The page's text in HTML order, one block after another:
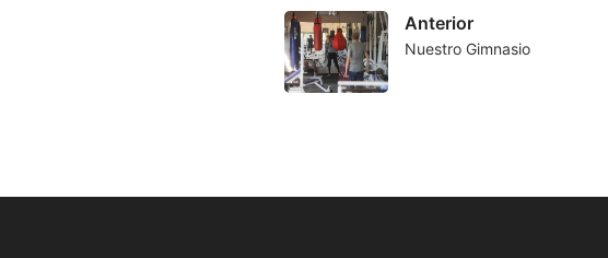
Anterior
Nuestro Gimnasio